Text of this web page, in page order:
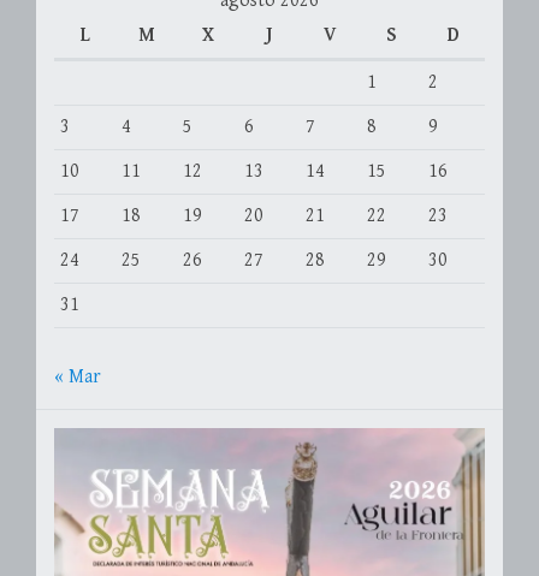
L
M X J V S D
1
2
3
4 5 6 7 8
9
10
11 12 13 14 15
16
17
18 19 20 21 22
23
24
25 26 27 28 29
30
31
« Mar